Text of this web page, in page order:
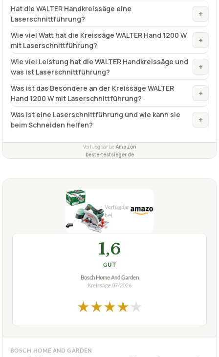
Hat die WALTER Handkreissäge eine
Laserschnittführung?
+
Wie viel Watt hat die Kreissäge WALTER Hand 1200 W
mit Laserschnittführung?
+
Wie viel Leistung hat die WALTER Handkreissäge und
was ist Laserschnittführung?
+
Was ist das Besondere an der Kreissäge WALTER
Hand 1200 W mit Laserschnittführung?
+
Was ist eine Laserschnittführung und wie kann sie
beim Schneiden helfen?
+
Verfuegbar beiAmazon
beste-testsieger.de
1,6
GUT
Bosch Home And Garden
Kreissäge 07/2026
★★★★★
BOSCH HOME AND GARDEN